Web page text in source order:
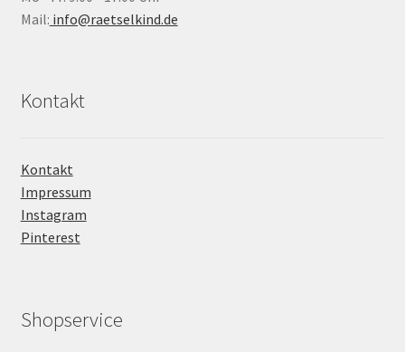
Mail: info@raetselkind.de
Kontakt
Kontakt
Impressum
Instagram
Pinterest
Shopservice